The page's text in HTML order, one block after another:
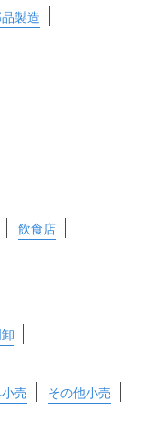
製造
飲食店
売
その他小売